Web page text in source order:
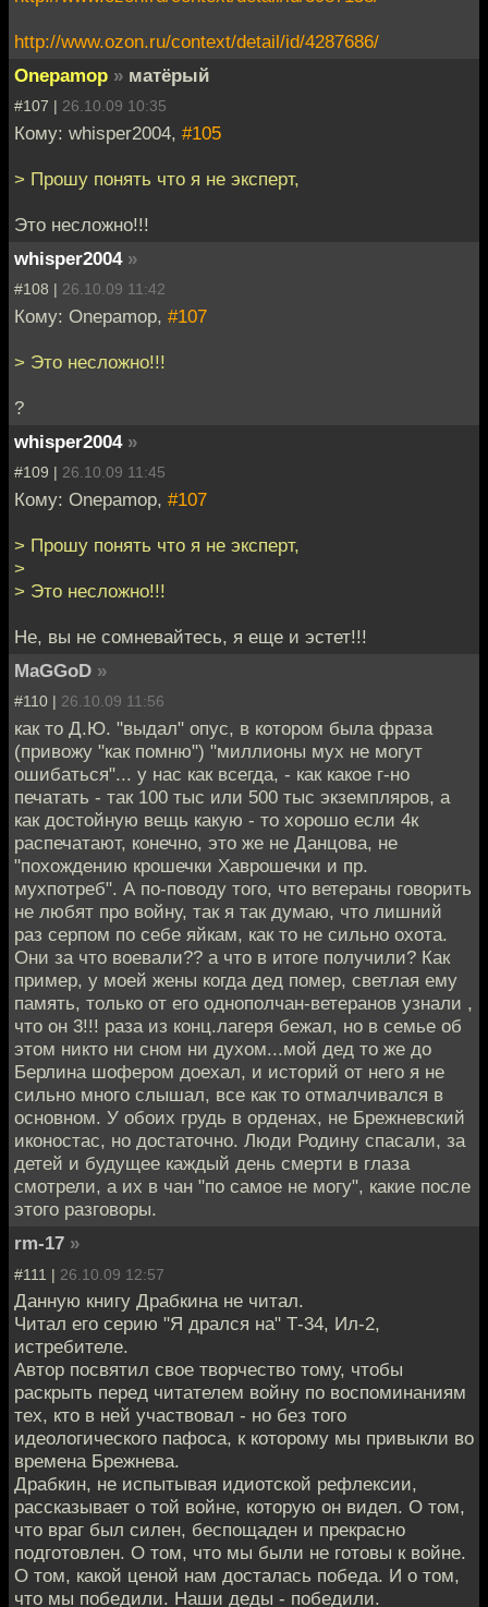
http://www.ozon.ru/context/detail/id/4287686/
Onepamop » матёрый
#107 | 26.10.09 10:35
Кому: whisper2004, #105
> Прошу понять что я не эксперт,
Это несложно!!!
whisper2004 »
#108 | 26.10.09 11:42
Кому: Onepamop, #107
> Это несложно!!!
?
whisper2004 »
#109 | 26.10.09 11:45
Кому: Onepamop, #107
> Прошу понять что я не эксперт,
>
> Это несложно!!!
Не, вы не сомневайтесь, я еще и эстет!!!
MaGGoD »
#110 | 26.10.09 11:56
как то Д.Ю. "выдал" опус, в котором была фраза
(привожу "как помню") "миллионы мух не могут
ошибаться"... у нас как всегда, - как какое г-но
печатать - так 100 тыс или 500 тыс экземпляров, а
как достойную вещь какую - то хорошо если 4к
распечатают, конечно, это же не Данцова, не
"похождению крошечки Хаврошечки и пр.
мухпотреб". А по-поводу того, что ветераны говорить
не любят про войну, так я так думаю, что лишний
раз серпом по себе яйкам, как то не сильно охота.
Они за что воевали?? а что в итоге получили? Как
пример, у моей жены когда дед помер, светлая ему
память, только от его однополчан-ветеранов узнали ,
что он 3!!! раза из конц.лагеря бежал, но в семье об
этом никто ни сном ни духом...мой дед то же до
Берлина шофером доехал, и историй от него я не
сильно много слышал, все как то отмалчивался в
основном. У обоих грудь в орденах, не Брежневский
иконостас, но достаточно. Люди Родину спасали, за
детей и будущее каждый день смерти в глаза
смотрели, а их в чан "по самое не могу", какие после
этого разговоры.
rm-17 »
#111 | 26.10.09 12:57
Данную книгу Драбкина не читал.
Читал его серию "Я дрался на" Т-34, Ил-2,
истребителе.
Автор посвятил свое творчество тому, чтобы
раскрыть перед читателем войну по воспоминаниям
тех, кто в ней участвовал - но без того
идеологического пафоса, к которому мы привыкли во
времена Брежнева.
Драбкин, не испытывая идиотской рефлексии,
рассказывает о той войне, которую он видел. О том,
что враг был силен, беспощаден и прекрасно
подготовлен. О том, что мы были не готовы к войне.
О том, какой ценой нам досталась победа. И о том,
что мы победили. Наши деды - победили.